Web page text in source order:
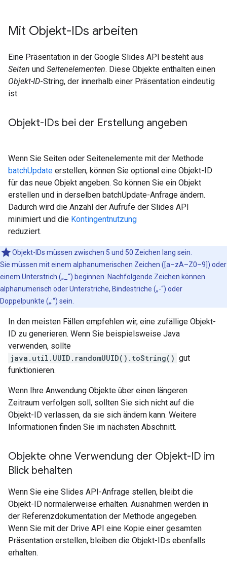
Mit Objekt-IDs arbeiten
Eine Präsentation in der Google Slides API besteht aus
Seiten und Seitenelementen. Diese Objekte enthalten einen
Objekt-ID-String, der innerhalb einer Präsentation eindeutig
ist.
Objekt-IDs bei der Erstellung angeben
Wenn Sie Seiten oder Seitenelemente mit der Methode
batchUpdate erstellen, können Sie optional eine Objekt-ID
für das neue Objekt angeben. So können Sie ein Objekt
erstellen und in derselben batchUpdate-Anfrage ändern.
Dadurch wird die Anzahl der Aufrufe der Slides API
minimiert und die Kontingentnutzung
reduziert.
Objekt-IDs müssen zwischen 5 und 50 Zeichen lang sein.
Sie müssen mit einem alphanumerischen Zeichen ([a–zA–Z0–9]) oder
einem Unterstrich („_“) beginnen. Nachfolgende Zeichen können
alphanumerisch oder Unterstriche, Bindestriche („-“) oder
Doppelpunkte („:“) sein.
In den meisten Fällen empfehlen wir, eine zufällige Objekt-
ID zu generieren. Wenn Sie beispielsweise Java
verwenden, sollte
java.util.UUID.randomUUID().toString() gut
funktionieren.
Wenn Ihre Anwendung Objekte über einen längeren
Zeitraum verfolgen soll, sollten Sie sich nicht auf die
Objekt-ID verlassen, da sie sich ändern kann. Weitere
Informationen finden Sie im nächsten Abschnitt.
Objekte ohne Verwendung der Objekt-ID im
Blick behalten
Wenn Sie eine Slides API-Anfrage stellen, bleibt die
Objekt-ID normalerweise erhalten. Ausnahmen werden in
der Referenzdokumentation der Methode angegeben.
Wenn Sie mit der Drive API eine Kopie einer gesamten
Präsentation erstellen, bleiben die Objekt-IDs ebenfalls
erhalten.